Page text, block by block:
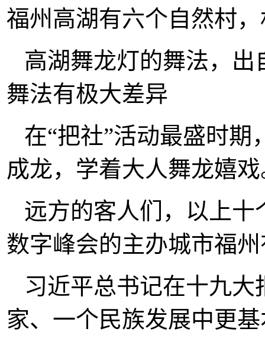
福州高湖有六个自然村
高湖舞龙灯的舞法，
舞法有极大差异
在“把社”活动最盛时
成龙，学着大人舞龙嬉
远方的客人们，以上
数字峰会的主办城市福
习近平总书记在十九
家、一个民族发展中更